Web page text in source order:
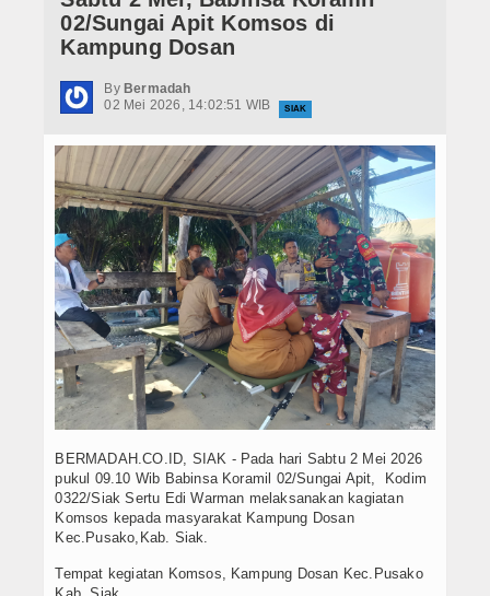
Internasional
Hukrim
Politik
Berita Foto
Budaya & Pariwisata
Ekbis
Olahraga
02/Sungai Apit Komsos di
Kampung Dosan
By Bermadah
02 Mei 2026, 14:02:51 WIB
SIAK
BERMADAH.CO.ID, SIAK - Pada hari Sabtu 2 Mei 2026
pukul 09.10 Wib Babinsa Koramil 02/Sungai Apit, Kodim
0322/Siak Sertu Edi Warman melaksanakan kagiatan
Komsos kepada masyarakat Kampung Dosan
Kec.Pusako,Kab. Siak.
Tempat kegiatan Komsos, Kampung Dosan Kec.Pusako